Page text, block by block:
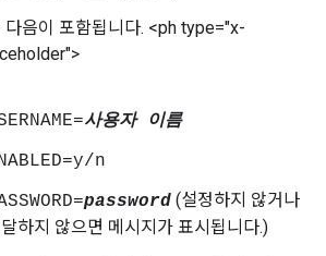
다음이 포함됩니다. <ph type="x-
사용자 이름
n
password (설정하지 않거나
하지 않으면 메시지가 표시됩니다.)